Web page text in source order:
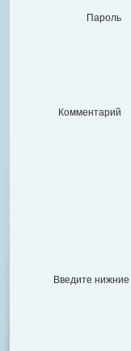
Пароль
Комментарий
Введите